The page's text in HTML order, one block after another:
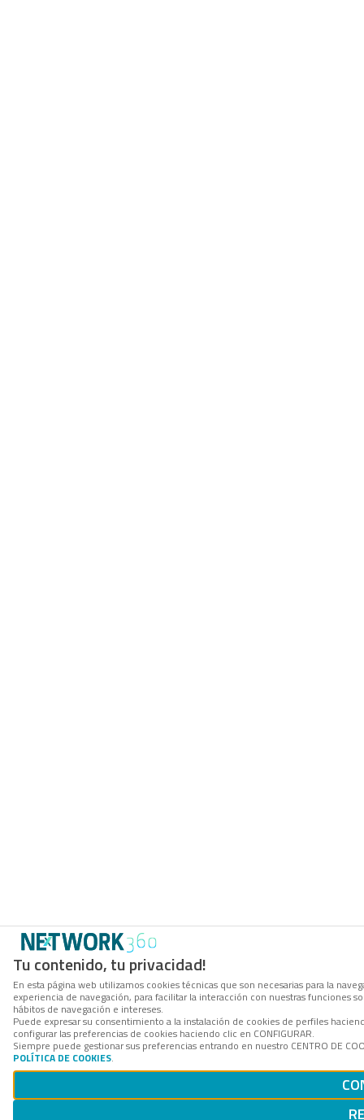
Tu contenido, tu privacidad!
En esta página web utilizamos cookies técnicas que son necesarias para la
experiencia de navegación, para facilitar la interacción con nuestras funciones
hábitos de navegación e intereses.
Puede expresar su consentimiento a la instalación de cookies de perfiles
configurar las preferencias de cookies haciendo clic en CONFIGURAR.
Siempre puede gestionar sus preferencias entrando en nuestro CENTRO DE
POLÍTICA DE COOKIES.